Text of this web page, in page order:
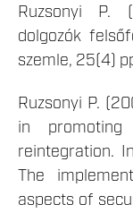
Ruzsonyi P.
dolgozók
szemle, 25(4)
Ruzsonyi P.
in
reintegration.
The
aspects of